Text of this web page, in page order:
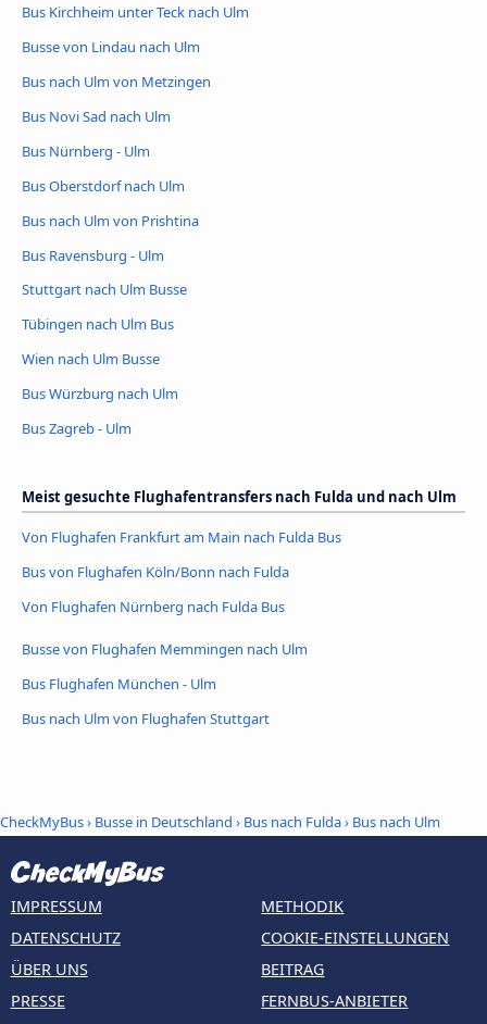
Bus Kirchheim unter Teck nach Ulm
Busse von Lindau nach Ulm
Bus nach Ulm von Metzingen
Bus Novi Sad nach Ulm
Bus Nürnberg - Ulm
Bus Oberstdorf nach Ulm
Bus nach Ulm von Prishtina
Bus Ravensburg - Ulm
Stuttgart nach Ulm Busse
Tübingen nach Ulm Bus
Wien nach Ulm Busse
Bus Würzburg nach Ulm
Bus Zagreb - Ulm
Meist gesuchte Flughafentransfers nach Fulda und nach Ulm
Von Flughafen Frankfurt am Main nach Fulda Bus
Bus von Flughafen Köln/Bonn nach Fulda
Von Flughafen Nürnberg nach Fulda Bus
Busse von Flughafen Memmingen nach Ulm
Bus Flughafen München - Ulm
Bus nach Ulm von Flughafen Stuttgart
CheckMyBus› Busse in Deutschland › Bus nach Fulda› Bus nach Ulm
IMPRESSUM
DATENSCHUTZ
ÜBER UNS
PRESSE
METHODIK
COOKIE-EINSTELLUNGEN
BEITRAG
FERNBUS-ANBIETER